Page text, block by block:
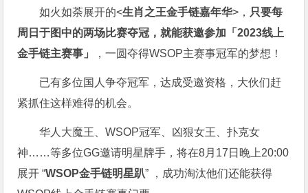
如火如荼展开的<生肖之王金手链嘉年华>， 只要每
周日于图中的两场比赛夺冠，就能获邀参加「2023线上
金手链主赛事」
，一圆夺得WSOP主赛事冠军的梦想！
已有多位国人争夺冠军，达成受邀资格，大伙们赶
紧抓住这样难得的机会。
华人大魔王、WSOP冠军、凶狠女王、扑克女
神……等多位GG邀请明星牌手，将在8月17日晚上20:00
展开 “WSOP金手链明星趴” ，成功淘汰他们还能获得